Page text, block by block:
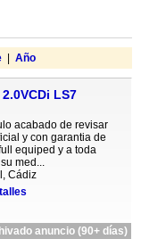
Año
LS7
acabado de revisar
y con garantia de
equiped y a toda
med...
Cádiz
anuncio (90+ días)